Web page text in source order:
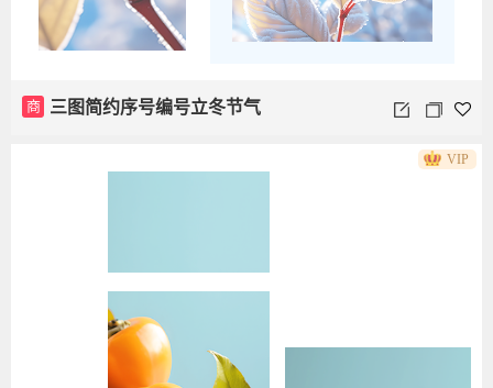
商 三图简约序号编号立冬节气
VIP